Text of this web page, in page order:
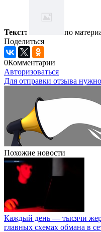
Текст:
по
Поделиться
0Комментарии
Авторизоваться
Для отправки отзыва
Похожие новости
Каждый день — тысячи
главных схемах обмана в